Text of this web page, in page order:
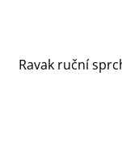
Ravak ruční